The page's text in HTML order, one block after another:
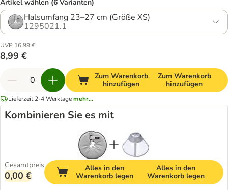
Artikel wählen (6 Varianten)
Halsumfang 23–27 cm (Größe XS)
1295021.1
UVP 16,99 €
8,99 €
Zum Warenkorb
hinzufügen
Zum Warenkorb
hinzufügen
Lieferzeit 2-4 Werktagemehr...
Kombinieren Sie es mit
Gesamtpreis
0,00 €
Alles in den
Warenkorb legen
Alles in den
Warenkorb legen